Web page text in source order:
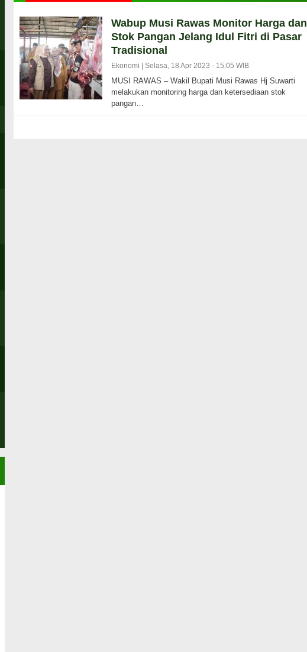
Wabup Musi Rawas Monitor Harga dan
Stok Pangan Jelang Idul Fitri di Pasar
Tradisional
Ekonomi | Selasa, 18 Apr 2023 - 15:05 WIB
MUSI RAWAS – Wakil Bupati Musi Rawas Hj Suwarti
melakukan monitoring harga dan ketersediaan stok
pangan…